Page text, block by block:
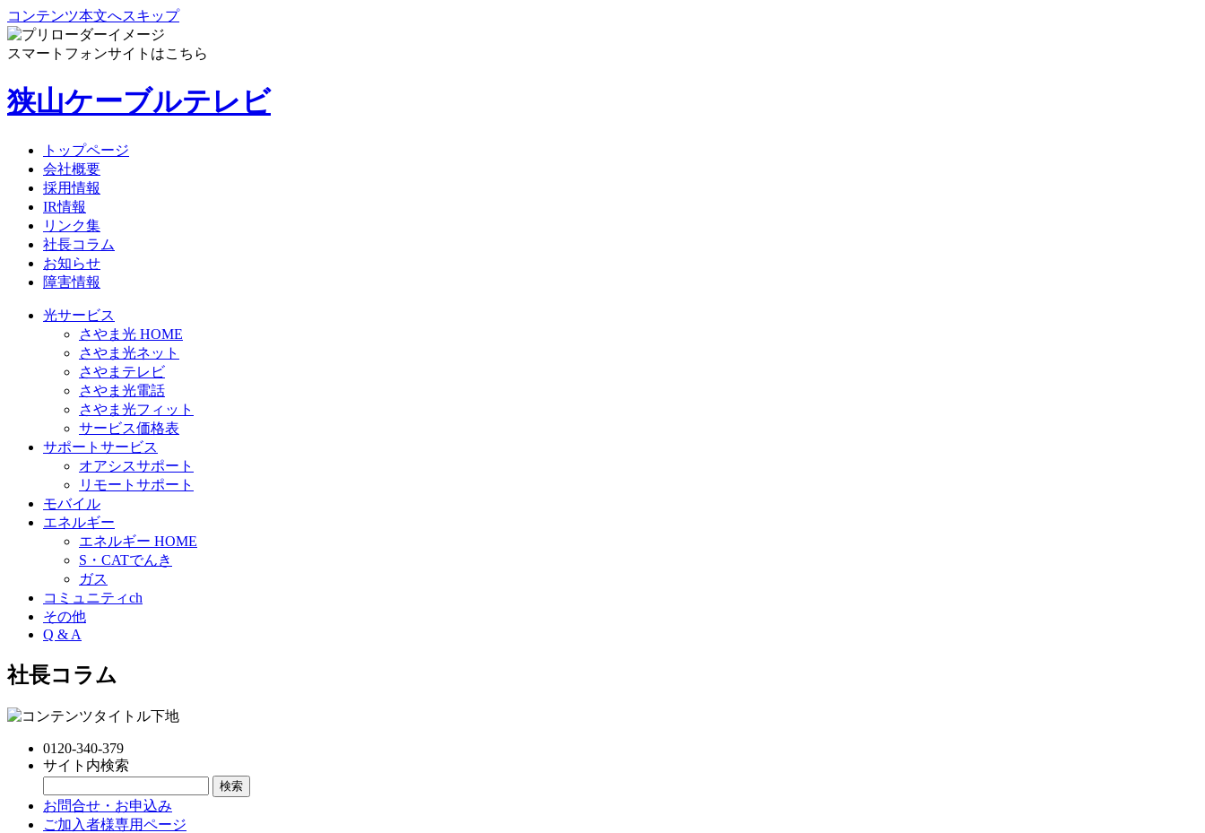
コンテンツ本文へスキップ
スマートフォンサイトはこちら
狭山ケーブルテレビ
トップページ
会社概要
採用情報
IR情報
リンク集
社長コラム
お知らせ
障害情報
光サービス
さやま光 HOME
さやま光ネット
さやまテレビ
さやま光電話
さやま光フィット
サービス価格表
サポートサービス
オアシスサポート
リモートサポート
モバイル
エネルギー
エネルギー HOME
S・CATでんき
ガス
コミュニティch
その他
Q & A
社長コラム
0120-340-379
サイト内検索
お問合せ・お申込み
ご加入者様専用ページ